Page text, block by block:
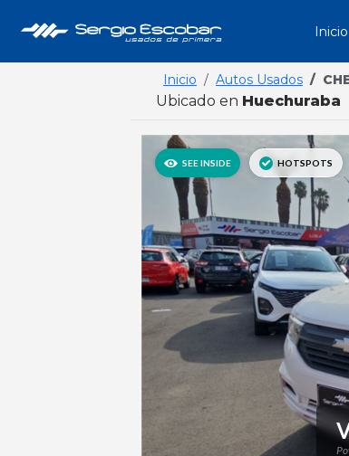
Inicio
Inicio Autos Usados
Ubicado en Huechuraba